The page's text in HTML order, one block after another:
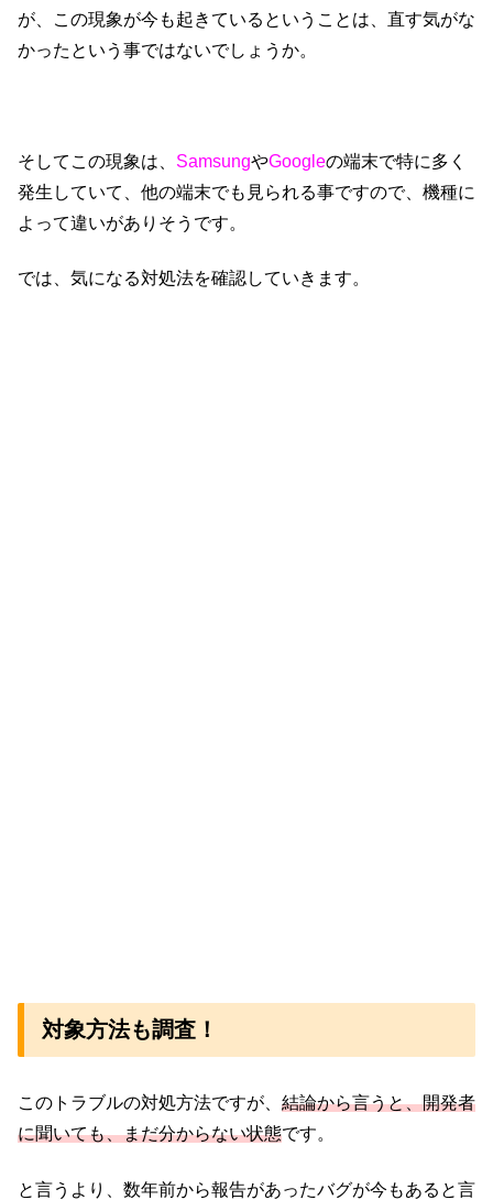
が、この現象が今も起きているということは、直す気がな
かったという事ではないでしょうか。
そしてこの現象は、 SamsungやGoogleの端末で特に多く
発生していて、他の端末でも見られる事ですので、機種に
よって違いがありそうです。
では、気になる対処法を確認していきます。
対象方法も調査！
このトラブルの対処方法ですが、 結論から言うと、開発者
に聞いても、まだ分からない状態です。
と言うより、数年前から報告があったバグが今もあると言